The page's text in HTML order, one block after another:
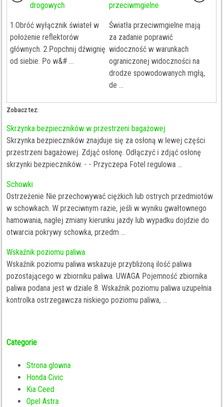
drogowych
1.Obróć wyłącznik świateł w
położenie reflektorów
głównych. 2.Popchnij dźwignię
od siebie. Po w&# ...
przeciwmgielne
Światła przeciwmgielne mają
za zadanie poprawić
widoczność w warunkach
ograniczonej widoczności na
drodze spowodowanych mgłą,
de ...
Zobacz tez:
Skrzynka bezpieczników w przestrzeni bagażowej
Skrzynka bezpieczników znajduje się za osłoną w lewej części
przestrzeni bagażowej. Zdjąć osłonę. Odłączyć i zdjąć osłonę
skrzynki bezpieczników. - - Przyczepa Fotel regulowa ...
Schowki
Ostrzeżenie Nie przechowywać ciężkich lub ostrych przedmiotów
w schowkach. W przeciwnym razie, jeśli w wyniku gwałtownego
hamowania, nagłej zmiany kierunku jazdy lub wypadku dojdzie do
otwarcia pokrywy schowka, przedm ...
Wskaźnik poziomu paliwa
Wskaźnik poziomu paliwa wskazuje przybliżoną ilość paliwa
pozostającego w zbiorniku paliwa. UWAGA Pojemność zbiornika
paliwa podana jest w dziale 8. Wskaźnik poziomu paliwa uzupełnia
kontrolka ostrzegawcza niskiego poziomu paliwa, ...
Categorie
Strona glowna
Honda Civic
Kia Ceed
Opel Astra